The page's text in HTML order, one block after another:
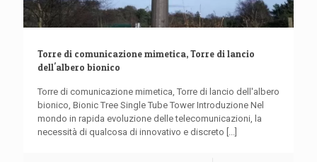
Torre di comunicazione mimetica, Torre di lancio
dell'albero bionico
Torre di comunicazione mimetica, Torre di lancio dell'albero
bionico, Bionic Tree Single Tube Tower Introduzione Nel
mondo in rapida evoluzione delle telecomunicazioni, la
necessità di qualcosa di innovativo e discreto [...]